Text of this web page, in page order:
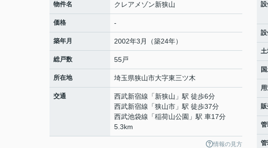
物件名 クレアメゾン新狭山
価格 -
築年月 2002年3月（築24年）
総戸数 55戸
所在地 埼玉県狭山市大字東三ツ木
交通 西武新宿線 「新狭山 」駅 徒歩6分
西武新宿線 「狭山市 」駅 徒歩37分
西武池袋線 「稲荷山公園 」駅 車17分
5.3km
情報の見方
土